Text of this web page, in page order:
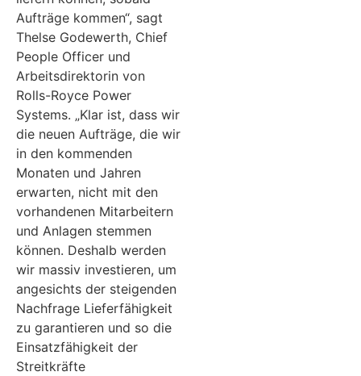
Aufträge kommen“, sagt
Thelse Godewerth, Chief
People Officer und
Arbeitsdirektorin von
Rolls-Royce Power
Systems. „Klar ist, dass wir
die neuen Aufträge, die wir
in den kommenden
Monaten und Jahren
erwarten, nicht mit den
vorhandenen Mitarbeitern
und Anlagen stemmen
können. Deshalb werden
wir massiv investieren, um
angesichts der steigenden
Nachfrage Lieferfähigkeit
zu garantieren und so die
Einsatzfähigkeit der
Streitkräfte